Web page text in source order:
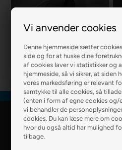
Vi anvender cookies
Denne hjemmeside sætter
side og for at huske dine
af cookies laver vi statistikker og
hjemmeside, så vi sikrer, at siden
vores markedsføring er relevant
samtykke til alle cookies, så
(enten i form af egne cookies
vi behandler de
cookies. Du kan læse mere om
hvor du også altid har mulighed
tilbage.
R2 MURER
R2 Farver Webshop